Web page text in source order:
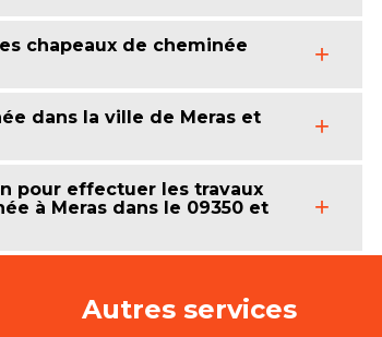
chapeaux de cheminée
dans la ville de Meras et
pour effectuer les travaux
à Meras dans le 09350 et
Autres services